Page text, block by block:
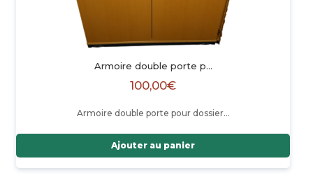
Armoire double porte p…
100,00€
Armoire double porte pour dossier…
Ajouter au panier